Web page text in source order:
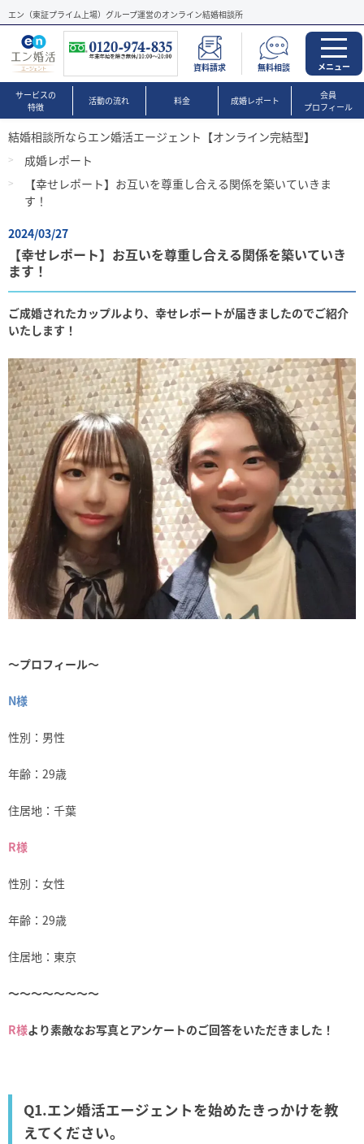
エン（東証プライム上場）グループ運営のオンライン結婚相談所
資料請求 無料相談 メニュー
サービスの
特徴
活動の流れ 料金 成婚レポート
会員
プロフィール
結婚相談所ならエン婚活エージェント【オンライン完結型】
成婚レポート
【幸せレポート】お互いを尊重し合える関係を築いていきま
す！
2024/03/27
【幸せレポート】お互いを尊重し合える関係を築いていき
ます！
ご成婚されたカップルより、幸せレポートが届きましたのでご紹介
いたします！
～プロフィール～
N様
性別：男性
年齢：29歳
住居地：千葉
R様
性別：女性
年齢：29歳
住居地：東京
～～～～～～～～
R様より素敵なお写真とアンケートのご回答をいただきました！
Q1.エン婚活エージェントを始めたきっかけを教
えてください。